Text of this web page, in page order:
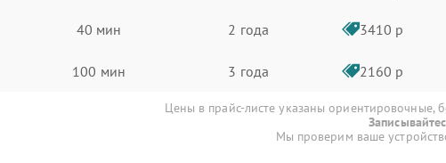
40 мин 2 года 3410 р
100 мин 3 года 2160 р
Цены в прайс-листе указаны ориентировочные,
Мы проверим ваше